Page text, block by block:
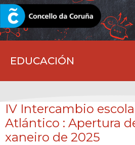
EDUCACIÓN
CORUNA.GAL
IV Intercambio
Atlántico : Apertura
xaneiro de 2025